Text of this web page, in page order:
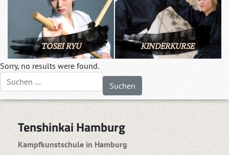
TOSEI RYU KINDERKURSE
Sorry, no results were found.
Suchen nach:
Tenshinkai Hamburg
Kampfkunstschule in Hamburg